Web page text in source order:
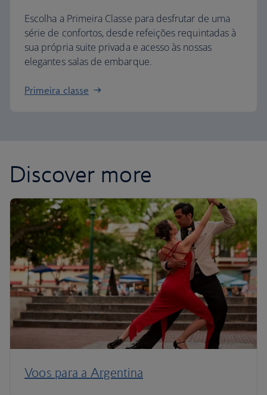
Escolha a Primeira Classe para desfrutar de uma
série de confortos, desde refeições requintadas à
sua própria suite privada e acesso às nossas
elegantes salas de embarque.
Primeira classe
Discover more
Voos para a Argentina